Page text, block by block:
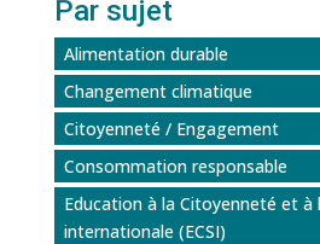
Par sujet
Alimentation durable
Changement climatique
Citoyenneté / Engagement
Consommation responsable
Education à la Citoyenneté et à
internationale (ECSI)